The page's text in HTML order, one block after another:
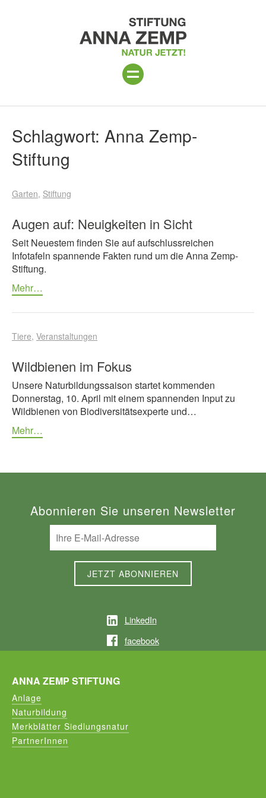
PROGRAMM 2026
BESUCH
UNTERSTÜTZEN
ÜBER UNS
Schlagwort: Anna Zemp-
Stiftung
Garten Stiftung
Augen auf: Neuigkeiten in Sicht
Seit Neuestem finden Sie auf aufschlussreichen
Infotafeln spannende Fakten rund um die Anna Zemp-
Stiftung.
Mehr…
Tiere Veranstaltungen
Wildbienen im Fokus
Unsere Naturbildungssaison startet kommenden
Donnerstag, 10. April mit einem spannenden Input zu
Wildbienen von Biodiversitätsexperte und…
Mehr…
Abonnieren Sie unseren Newsletter
LinkedIn
facebook
ANNA ZEMP STIFTUNG
Anlage
Naturbildung
Merkblätter Siedlungsnatur
PartnerInnen